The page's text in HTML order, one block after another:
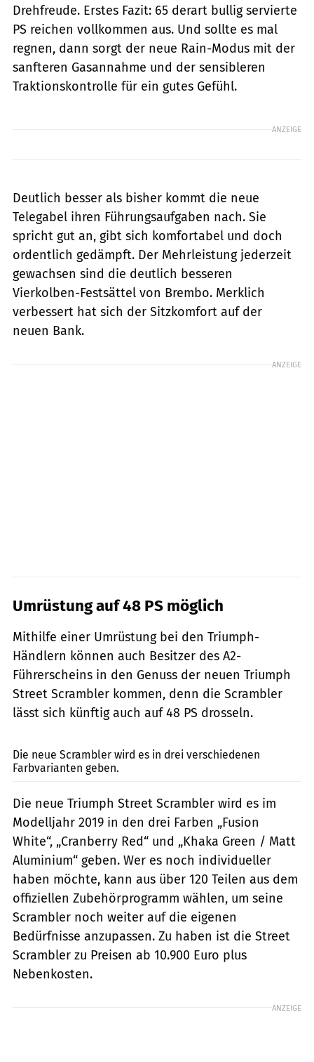
Drehfreude. Erstes Fazit: 65 derart bullig servierte
PS reichen vollkommen aus. Und sollte es mal
regnen, dann sorgt der neue Rain-Modus mit der
sanfteren Gasannahme und der sensibleren
Traktionskontrolle für ein gutes Gefühl.
ANZEIGE
Deutlich besser als bisher kommt die neue
Telegabel ihren Führungsaufgaben nach. Sie
spricht gut an, gibt sich komfortabel und doch
ordentlich gedämpft. Der Mehrleistung jederzeit
gewachsen sind die deutlich besseren
Vierkolben-Festsättel von Brembo. Merklich
verbessert hat sich der Sitzkomfort auf der
neuen Bank.
ANZEIGE
Umrüstung auf 48 PS möglich
Mithilfe einer Umrüstung bei den Triumph-
Händlern können auch Besitzer des A2-
Führerscheins in den Genuss der neuen Triumph
Street Scrambler kommen, denn die Scrambler
lässt sich künftig auch auf 48 PS drosseln.
Die neue Scrambler wird es in drei verschiedenen
Farbvarianten geben.
Die neue Triumph Street Scrambler wird es im
Modelljahr 2019 in den drei Farben „Fusion
White“, „Cranberry Red“ und „Khaka Green / Matt
Aluminium“ geben. Wer es noch individueller
haben möchte, kann aus über 120 Teilen aus dem
offiziellen Zubehörprogramm wählen, um seine
Scrambler noch weiter auf die eigenen
Bedürfnisse anzupassen. Zu haben ist die Street
Scrambler zu Preisen ab 10.900 Euro plus
Nebenkosten.
ANZEIGE